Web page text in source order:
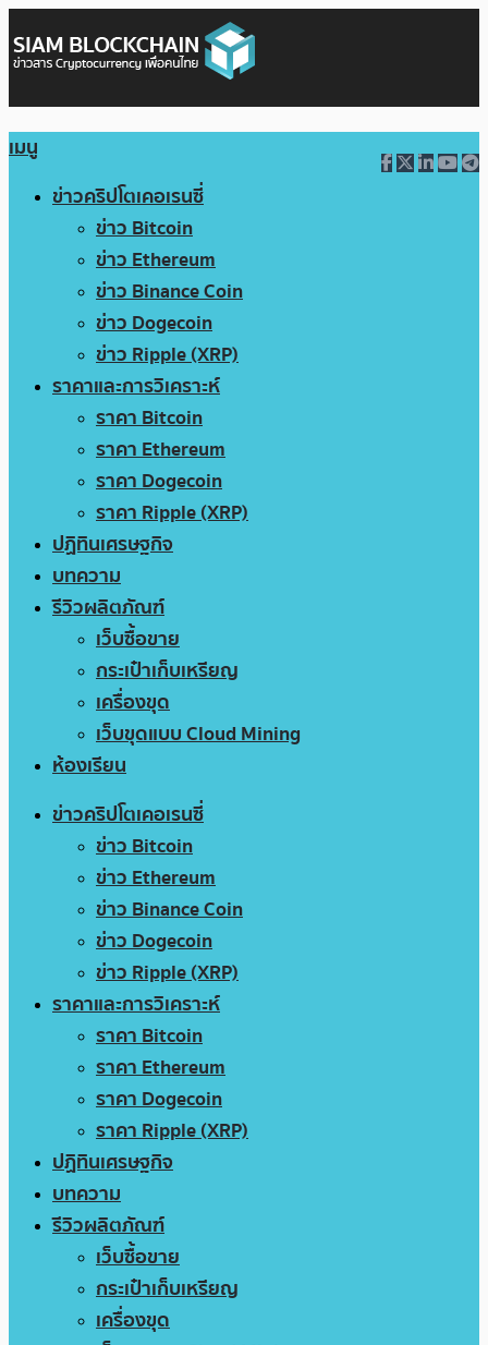
เมนู
ข่าวคริปโตเคอเรนซี่
ข่าว Bitcoin
ข่าว Ethereum
ข่าว Binance Coin
ข่าว Dogecoin
ข่าว Ripple (XRP)
ราคาและการวิเคราะห์
ราคา Bitcoin
ราคา Ethereum
ราคา Dogecoin
ราคา Ripple (XRP)
ปฏิทินเศรษฐกิจ
บทความ
รีวิวผลิตภัณฑ์
เว็บซื้อขาย
กระเป๋าเก็บเหรียญ
เครื่องขุด
เว็บขุดแบบ Cloud Mining
ห้องเรียน
ข่าวคริปโตเคอเรนซี่
ข่าว Bitcoin
ข่าว Ethereum
ข่าว Binance Coin
ข่าว Dogecoin
ข่าว Ripple (XRP)
ราคาและการวิเคราะห์
ราคา Bitcoin
ราคา Ethereum
ราคา Dogecoin
ราคา Ripple (XRP)
ปฏิทินเศรษฐกิจ
บทความ
รีวิวผลิตภัณฑ์
เว็บซื้อขาย
กระเป๋าเก็บเหรียญ
เครื่องขุด